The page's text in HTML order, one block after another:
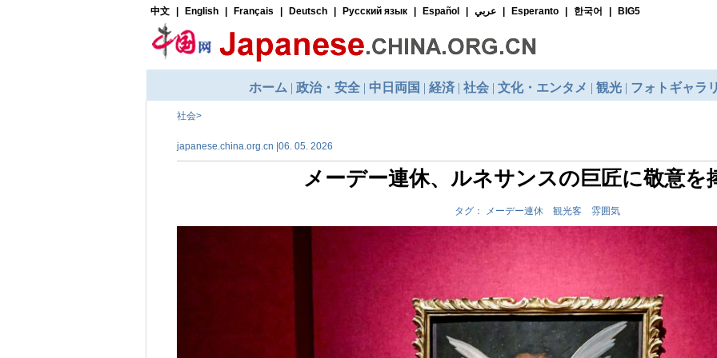
社会>
japanese.china.org.cn |06. 05. 2026
メーデー連休、ルネサンスの巨匠に敬意を
タグ： メーデー連休 観光客 雰囲気